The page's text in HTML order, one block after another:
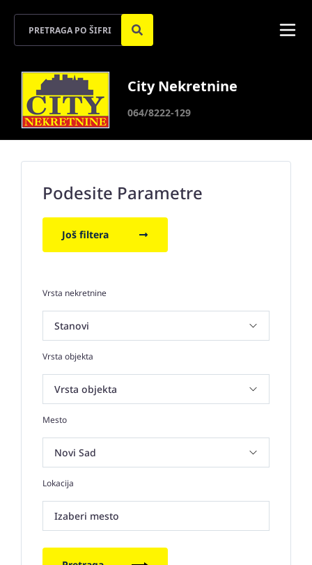
City Nekretnine
064/8222-129
Podesite Parametre
Još filtera
Vrsta nekretnine
Vrsta objekta
Mesto
Lokacija
Izaberi mesto